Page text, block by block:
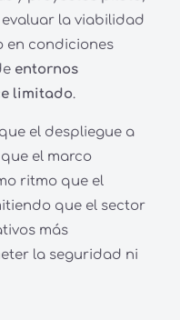
la viabilidad
en condiciones
entornos
limitado.
el despliegue a
el marco
ritmo que el
que el sector
más
la seguridad ni